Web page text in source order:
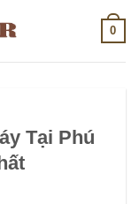
0
Tại Phú